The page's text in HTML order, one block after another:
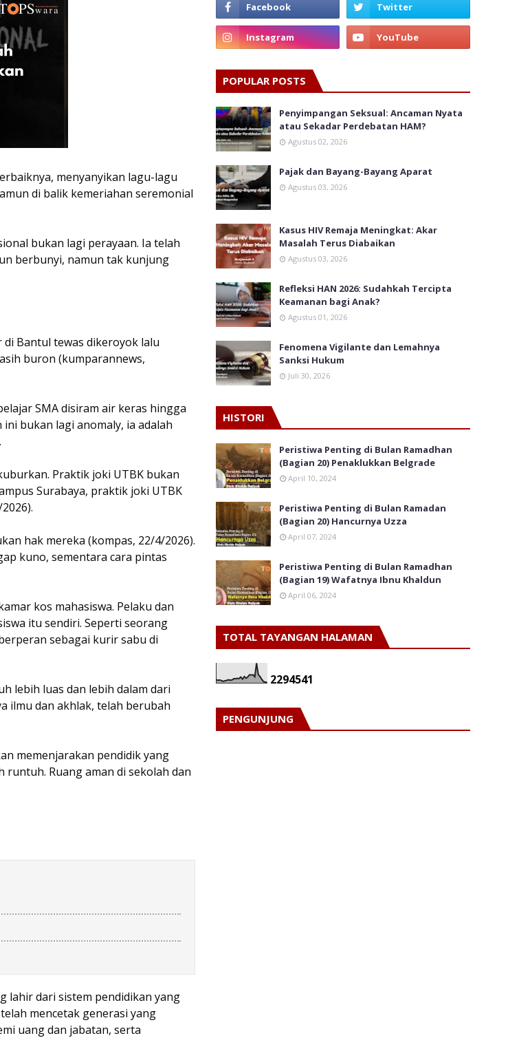
menyanyikan lagu-lagu
di balik kemeriahan seremonial
bukan lagi perayaan. Ia telah
berbunyi, namun tak kunjung
Bantul tewas dikeroyok lalu
buron (kumparannews,
SMA disiram air keras hingga
bukan lagi anomaly, ia adalah
Praktik joki UTBK bukan
Surabaya, praktik joki UTBK
hak mereka (kompas, 22/4/2026).
kuno, sementara cara pintas
kos mahasiswa. Pelaku dan
itu sendiri. Seperti seorang
sebagai kurir sabu di
lebih luas dan lebih dalam dari
ilmu dan akhlak, telah berubah
memenjarakan pendidik yang
Ruang aman di sekolah dan
lahir dari sistem pendidikan yang
mencetak generasi yang
uang dan jabatan, serta
POPULAR POSTS
Penyimpangan Seksual: Ancaman Nyata
atau Sekadar Perdebatan HAM?
Agustus 02, 2026
Pajak dan Bayang-Bayang Aparat
Agustus 03, 2026
Kasus HIV Remaja Meningkat: Akar
Masalah Terus Diabaikan
Agustus 03, 2026
Refleksi HAN 2026: Sudahkah Tercipta
Keamanan bagi Anak?
Agustus 01, 2026
Fenomena Vigilante dan Lemahnya
Sanksi Hukum
Juli 30, 2026
HISTORI
Peristiwa Penting di Bulan Ramadhan
(Bagian 20) Penaklukkan Belgrade
April 10, 2024
Peristiwa Penting di Bulan Ramadan
(Bagian 20) Hancurnya Uzza
April 07, 2024
Peristiwa Penting di Bulan Ramadhan
(Bagian 19) Wafatnya Ibnu Khaldun
April 06, 2024
TOTAL TAYANGAN HALAMAN
2294541
PENGUNJUNG